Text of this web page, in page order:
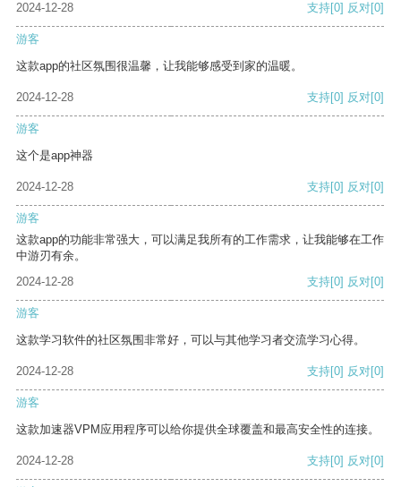
2024-12-28
支持[0] 反对[0]
游客
这款app的社区氛围很温馨，让我能够感受到家的温暖。
2024-12-28 支持[0] 反对[0]
游客
这个是app神器
2024-12-28 支持[0] 反对[0]
游客
这款app的功能非常强大，可以满足我所有的工作需求，让我能够在工作
中游刃有余。
2024-12-28
支持[0] 反对[0]
游客
这款学习软件的社区氛围非常好，可以与其他学习者交流学习心得。
2024-12-28 支持[0] 反对[0]
游客
这款加速器VPM应用程序可以给你提供全球覆盖和最高安全性的连接。
2024-12-28 支持[0] 反对[0]